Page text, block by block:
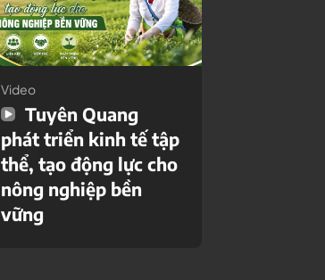
Video
Tuyên Quang
phát triển kinh tế tập
thể, tạo động lực cho
nông nghiệp bền
vững